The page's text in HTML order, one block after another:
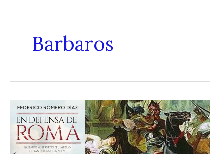
Barbaros
En
Defensa
de
Roma: